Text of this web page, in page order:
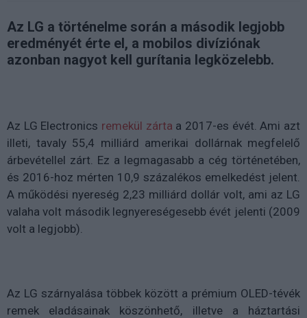
Az LG a történelme során a második legjobb
eredményét érte el, a mobilos divíziónak
azonban nagyot kell gurítania legközelebb.
Az LG Electronics remekül zárta a 2017-es évét. Ami azt
illeti, tavaly 55,4 milliárd amerikai dollárnak megfelelő
árbevétellel zárt. Ez a legmagasabb a cég történetében,
és 2016-hoz mérten 10,9 százalékos emelkedést jelent.
A működési nyereség 2,23 milliárd dollár volt, ami az LG
valaha volt második legnyereségesebb évét jelenti (2009
volt a legjobb).
Az LG szárnyalása többek között a prémium OLED-tévék
remek eladásainak köszönhető, illetve a háztartási